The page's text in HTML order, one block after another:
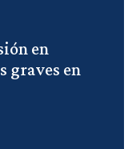
en
graves en